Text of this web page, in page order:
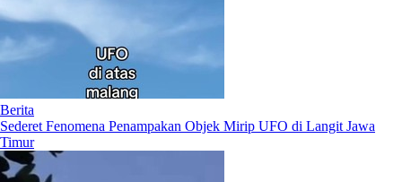
Berita
Sederet Fenomena Penampakan Objek Mirip UFO di Langit Jawa
Timur